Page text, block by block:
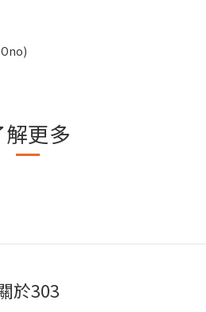
解更多
於303